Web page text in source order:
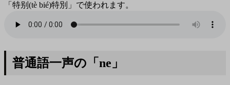
「特别(tè bié)特別」で使われます。
普通語一声の「ne」